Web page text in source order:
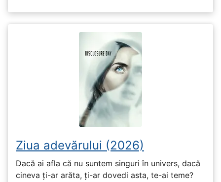
Ziua adevărului (2026)
Dacă ai afla că nu suntem singuri în univers, dacă
cineva ți-ar arăta, ți-ar dovedi asta, te-ai teme?